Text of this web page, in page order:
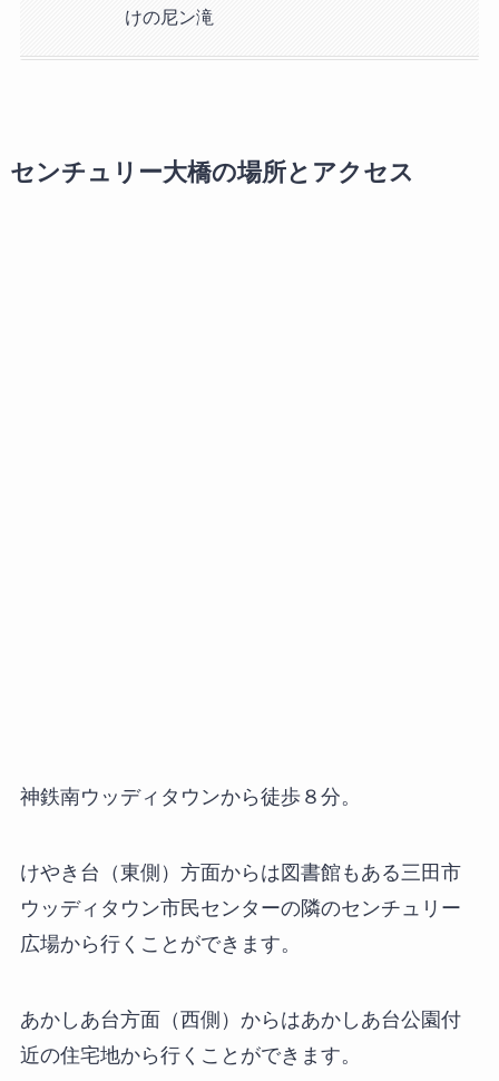
けの尼ン滝
センチュリー大橋の場所とアクセス
神鉄南ウッディタウンから徒歩８分。
けやき台（東側）方面からは図書館もある三田市
ウッディタウン市民センターの隣のセンチュリー
広場から行くことができます。
あかしあ台方面（西側）からはあかしあ台公園付
近の住宅地から行くことができます。